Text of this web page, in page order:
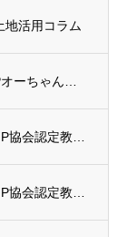
活用コラム